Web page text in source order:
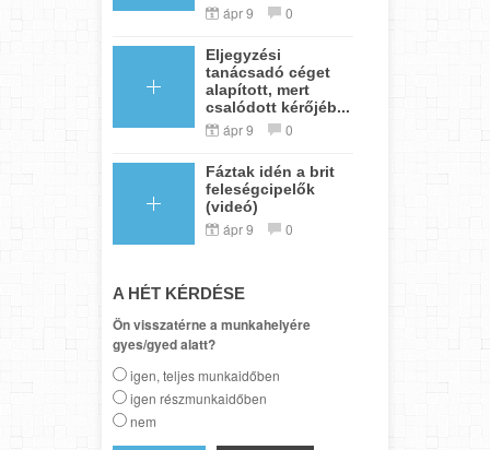
ápr 9 0
Eljegyzési
tanácsadó céget
alapított, mert
csalódott kérőjéb...
ápr 9 0
Fáztak idén a brit
feleségcipelők
(videó)
ápr 9 0
A HÉT KÉRDÉSE
Ön visszatérne a munkahelyére
gyes/gyed alatt?
igen, teljes munkaidőben
igen részmunkaidőben
nem